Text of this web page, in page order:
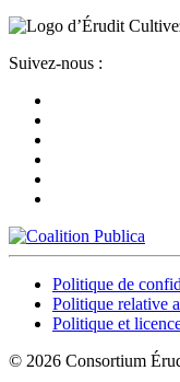
Suivez-nous :
Politique de
Politique relative
Politique et
© 2026 Consortium